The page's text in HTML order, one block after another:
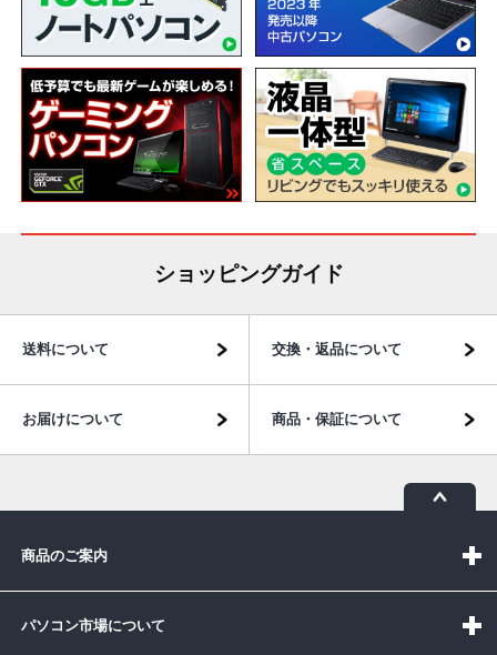
ショッピングガイド
送料について 交換・返品について
お届けについて 商品・保証について
商品のご案内
パソコン市場について